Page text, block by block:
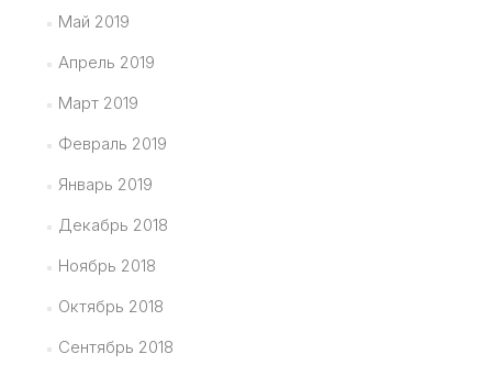
Май 2019
Апрель 2019
Март 2019
Февраль 2019
Январь 2019
Декабрь 2018
Ноябрь 2018
Октябрь 2018
Сентябрь 2018